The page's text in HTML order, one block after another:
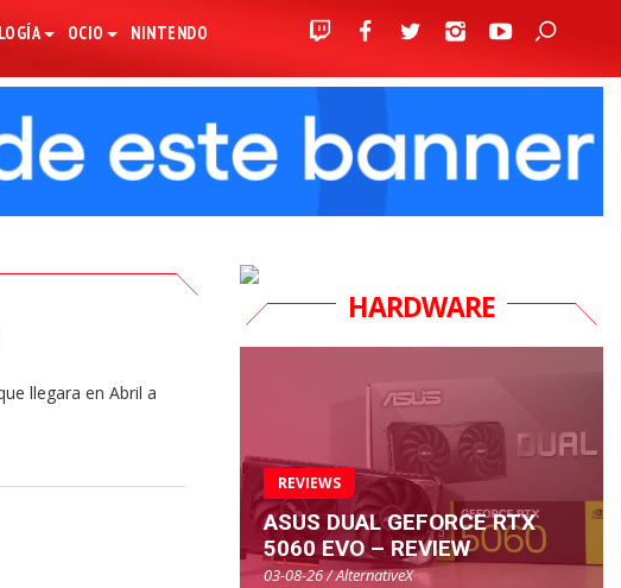
OCIO NINTENDO
llegara en Abril a
HARDWARE
REVIEWS
ASUS DUAL GEFORCE RTX
5060 EVO – REVIEW
03-08-26 / AlternativeX